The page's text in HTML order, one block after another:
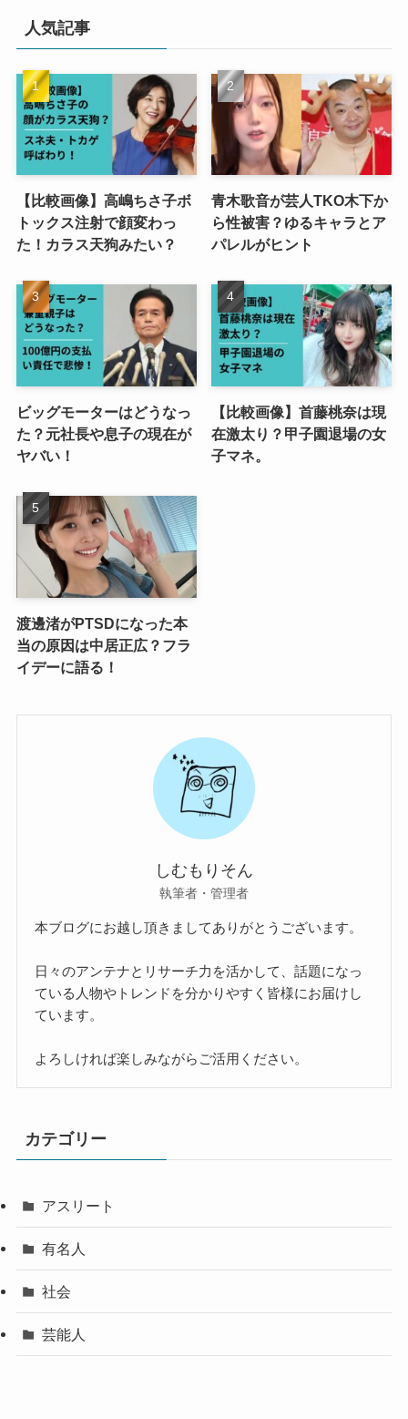
人気記事
【比較画像】高嶋ちさ子ボ
トックス注射で顔変わっ
た！カラス天狗みたい？
青木歌音が芸人TKO木下か
ら性被害？ゆるキャラとア
パレルがヒント
ビッグモーターはどうなっ
た？元社長や息子の現在が
ヤバい！
【比較画像】首藤桃奈は現
在激太り？甲子園退場の女
子マネ。
渡邊渚がPTSDになった本
当の原因は中居正広？フラ
イデーに語る！
しむもりそん
執筆者・管理者
本ブログにお越し頂きましてありがとうございます。
日々のアンテナとリサーチ力を活かして、話題になっ
ている人物やトレンドを分かりやすく皆様にお届けし
ています。
よろしければ楽しみながらご活用ください。
カテゴリー
アスリート
有名人
社会
芸能人